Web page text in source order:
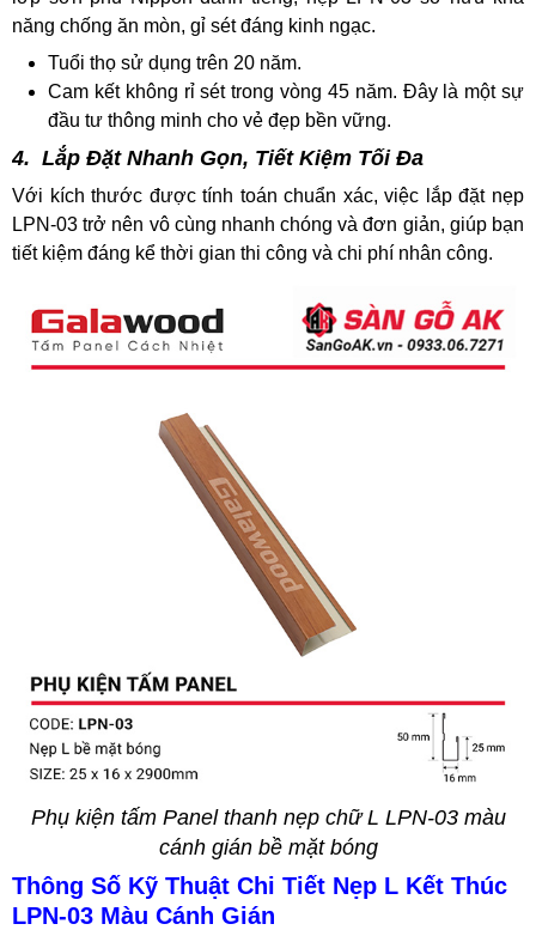
năng chống ăn mòn, gỉ sét đáng kinh ngạc.
Tuổi thọ sử dụng trên 20 năm.
Cam kết không rỉ sét trong vòng 45 năm. Đây là một sự
đầu tư thông minh cho vẻ đẹp bền vững.
4. Lắp Đặt Nhanh Gọn, Tiết Kiệm Tối Đa
Với kích thước được tính toán chuẩn xác, việc lắp đặt nẹp
LPN-03 trở nên vô cùng nhanh chóng và đơn giản, giúp bạn
tiết kiệm đáng kể thời gian thi công và chi phí nhân công.
Phụ kiện tấm Panel thanh nẹp chữ L LPN-03 màu
cánh gián bề mặt bóng
Thông Số Kỹ Thuật Chi Tiết Nẹp L Kết Thúc
LPN-03 Màu Cánh Gián